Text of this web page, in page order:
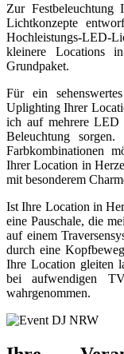
Zur Festbeleuchtung
Lichtkonzepte
Hochleistungs-
kleinere Locations
Grundpaket.
Für ein
Uplighting Ihrer
ich auf mehrere LED
Beleuchtung
Farbkombinationen
Ihrer Location in
mit besonderem
Ist Ihre Location in
eine Pauschale, die
auf einem
durch eine
Ihre Location gleiten
bei aufwendigen
wahrgenommen.